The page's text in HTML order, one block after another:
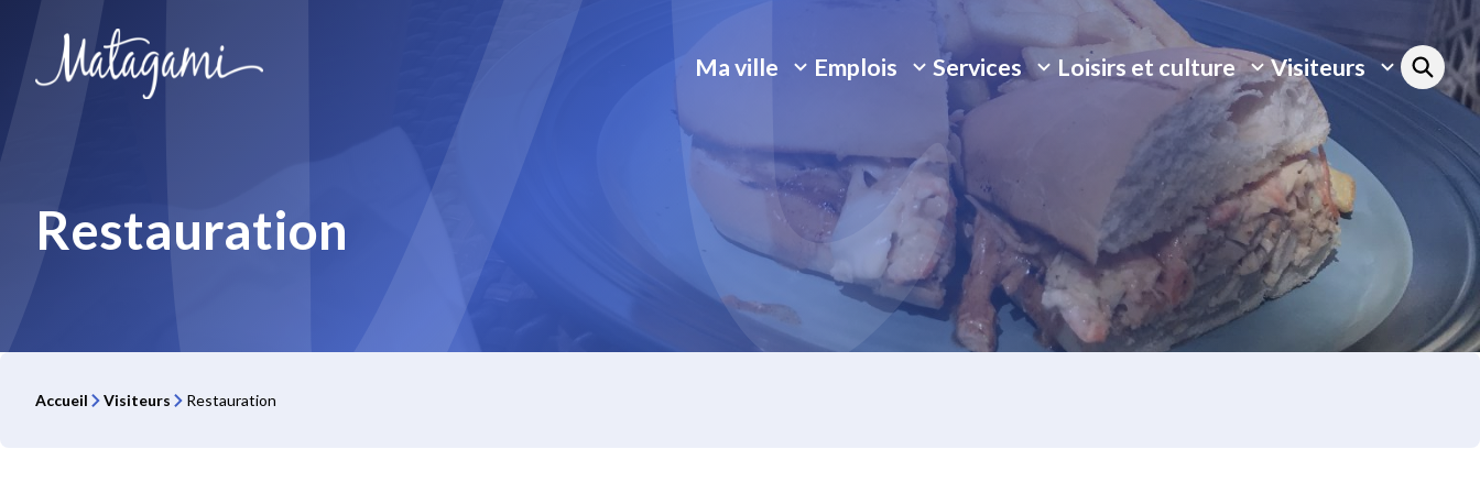
contenu
Ma ville
Ouvrir/Fermer
sous-
menu
Emplois
Ouvrir/Fermer
sous-
menu
Services
Ouvrir/Fermer
le
sous-
menu
Loisirs et culture
Ouvrir/Fermer
Visiteurs
Ouvrir/Fermer
le
sous-
menu
Restauration
Accueil Visiteurs Restauration